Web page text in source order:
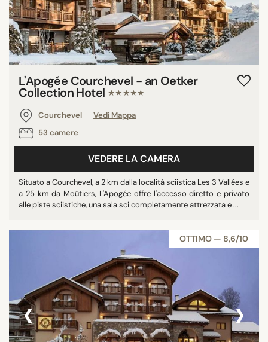
L'Apogée Courchevel - an Oetker
Collection Hotel ★★★★★
Courchevel
Vedi Mappa
53 camere
VEDERE LA CAMERA
Situato a Courchevel, a 2 km dalla località sciistica Les 3 Vallées e
a 25 km da Moûtiers, L'Apogée offre l'accesso diretto e privato
alle piste sciistiche, una sala sci completamente attrezzata e ...
OTTIMO — 8,6/10
‹ ›